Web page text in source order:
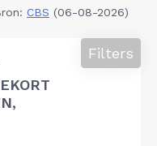
CBS (06-08-2026)
Filters